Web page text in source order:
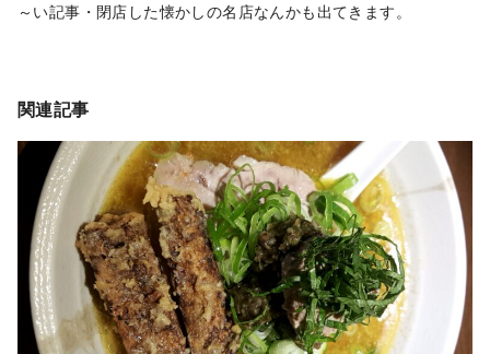
～い記事・閉店した懐かしの名店なんかも出てきます。
関連記事